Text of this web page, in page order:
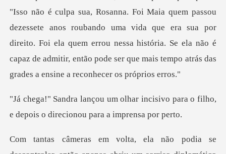
u
dezessete anos roubando uma vida que era sua por
direito. Foi ela quem errou nessa história. Se ela não é
incisivo para o filho,
e depois o d